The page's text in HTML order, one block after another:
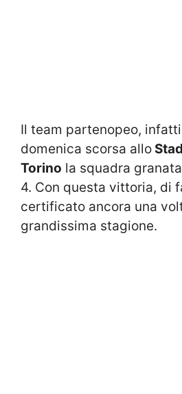
Il team partenopeo,
domenica scorsa allo
Torino la squadra
4. Con questa vittoria, di
certificato ancora una
grandissima stagione.